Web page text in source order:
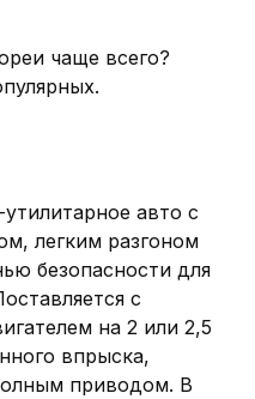
чаще всего?
авто с
легким разгоном
безопасности для
с
на 2 или 2,5
впрыска,
приводом. В